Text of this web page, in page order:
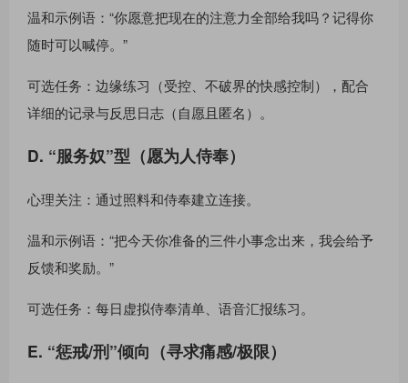
温和示例语：“你愿意把现在的注意力全部给我吗？记得你
随时可以喊停。”
可选任务：边缘练习（受控、不破界的快感控制），配合
详细的记录与反思日志（自愿且匿名）。
D. “服务奴”型（愿为人侍奉）
心理关注：通过照料和侍奉建立连接。
温和示例语：“把今天你准备的三件小事念出来，我会给予
反馈和奖励。”
可选任务：每日虚拟侍奉清单、语音汇报练习。
E. “惩戒/刑”倾向（寻求痛感/极限）